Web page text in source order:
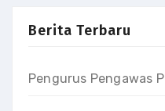
Berita Terbaru
Pengurus Pengawas